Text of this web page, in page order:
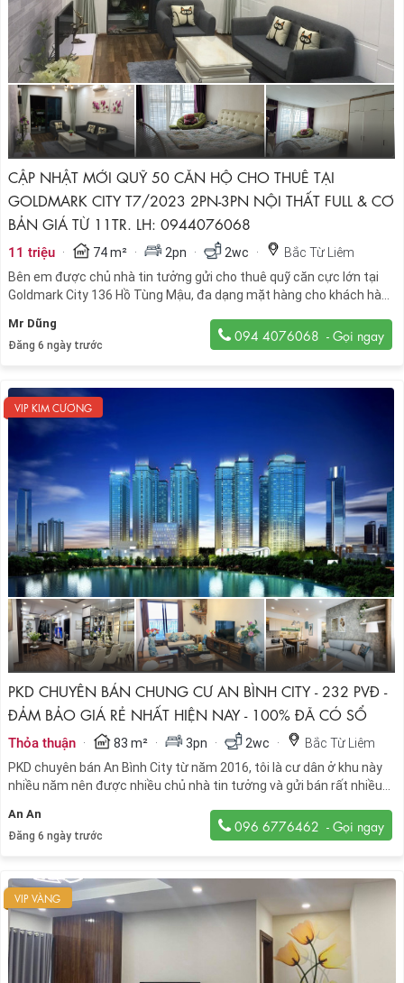
CẬP NHẬT MỚI QUỸ 50 CĂN HỘ CHO THUÊ TẠI
GOLDMARK CITY T7/2023 2PN-3PN NỘI THẤT FULL & CƠ
BẢN GIÁ TỪ 11TR. LH: 0944076068
11 triệu · 74 m² · 2pn · 2wc ·
Bắc Từ Liêm
Bên em được chủ nhà tin tưởng gửi cho thuê quỹ căn cực lớn tại
Goldmark City 136 Hồ Tùng Mậu, đa dạng mặt hàng cho khách hàng
Mr Dũng
Đăng 6 ngày trước
094 4076068
VIP KIM CƯƠNG
PKD CHUYÊN BÁN CHUNG CƯ AN BÌNH CITY - 232 PVĐ -
ĐẢM BẢO GIÁ RẺ NHẤT HIỆN NAY - 100% ĐÃ CÓ SỔ
Thỏa thuận · 83 m² · 3pn · 2wc ·
Bắc Từ Liêm
PKD chuyên bán An Bình City từ năm 2016, tôi là cư dân ở khu này
nhiều năm nên được nhiều chủ nhà tin tưởng và gửi bán rất nhiều
An An
Đăng 6 ngày trước
096 6776462
VIP VÀNG